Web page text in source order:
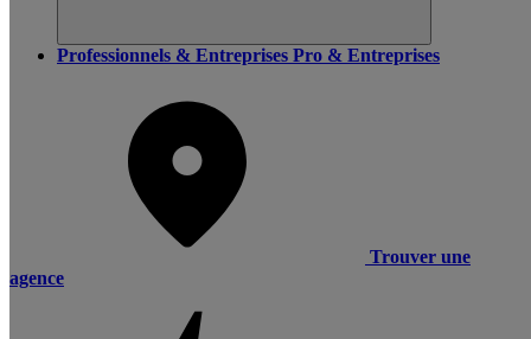
Professionnels & Entreprises Pro & Entreprises
Trouver une
agence